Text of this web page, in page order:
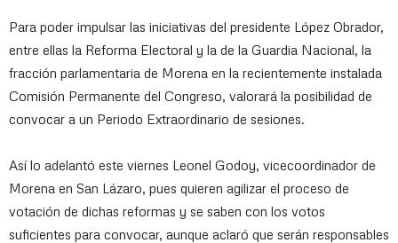
Para poder impulsar las iniciativas del presidente López Obrador,
entre ellas la Reforma Electoral y la de la Guardia Nacional, la
fracción parlamentaria de Morena en la recientemente instalada
Comisión Permanente del Congreso, valorará la posibilidad de
convocar a un Periodo Extraordinario de sesiones.
Así lo adelantó este viernes Leonel Godoy, vicecoordinador de
Morena en San Lázaro, pues quieren agilizar el proceso de
votación de dichas reformas y se saben con los votos
suficientes para convocar, aunque aclaró que serán responsables